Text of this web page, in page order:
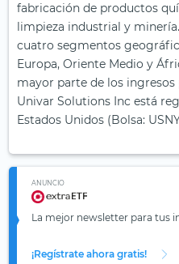
fabricación de productos
limpieza industrial y
cuatro segmentos
Europa, Oriente Medio y
mayor parte de los ingresos
Univar Solutions Inc está
Estados Unidos (Bolsa:
ANUNCIO
La mejor newsletter para tus
¡Regístrate ahora gratis!